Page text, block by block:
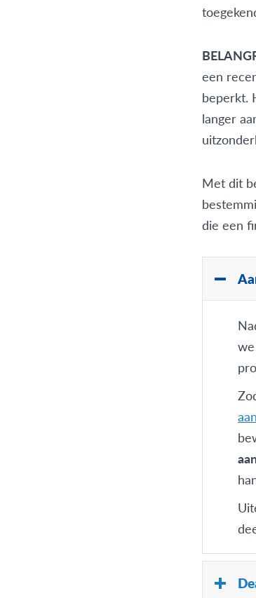
een
beperkt.
langer
Met dit
die een